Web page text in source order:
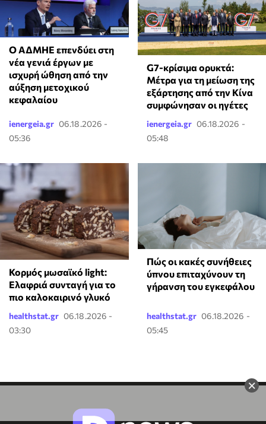
×
Ο ΑΔΜΗΕ επενδύει στη
νέα γενιά έργων με
ισχυρή ώθηση από την
αύξηση μετοχικού
κεφαλαίου
ienergeia.gr 06.18.2026 -
05:36
G7-κρίσιμα ορυκτά:
Μέτρα για τη μείωση της
εξάρτησης από την Κίνα
συμφώνησαν οι ηγέτες
ienergeia.gr 06.18.2026 -
05:48
Κορμός μωσαϊκό light:
Ελαφριά συνταγή για το
πιο καλοκαιρινό γλυκό
healthstat.gr 06.18.2026 -
03:30
Πώς οι κακές συνήθειες
ύπνου επιταχύνουν τη
γήρανση του εγκεφάλου
healthstat.gr 06.18.2026 -
05:45